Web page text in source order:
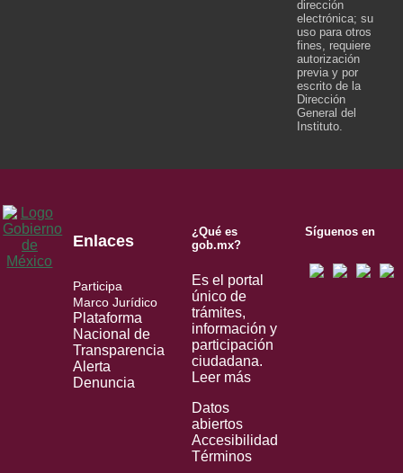
dirección
electrónica; su
uso para otros
fines, requiere
autorización
previa y por
escrito de la
Dirección
General del
Instituto.
Enlaces
Participa
Marco Jurídico
Plataforma
Nacional de
Transparencia
Alerta
Denuncia
¿Qué es
gob.mx?
Es el portal
único de
trámites,
información y
participación
ciudadana.
Leer más
Datos
abiertos
Accesibilidad
Términos
Síguenos en